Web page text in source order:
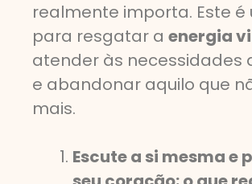
realmente importa. Este é
para resgatar a energia
atender às necessidades
e abandonar aquilo que
mais.
Escute a si mesma e